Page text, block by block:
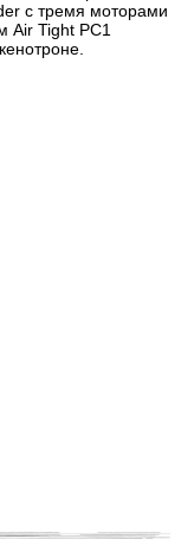
c тремя моторами
Air Tight PC1